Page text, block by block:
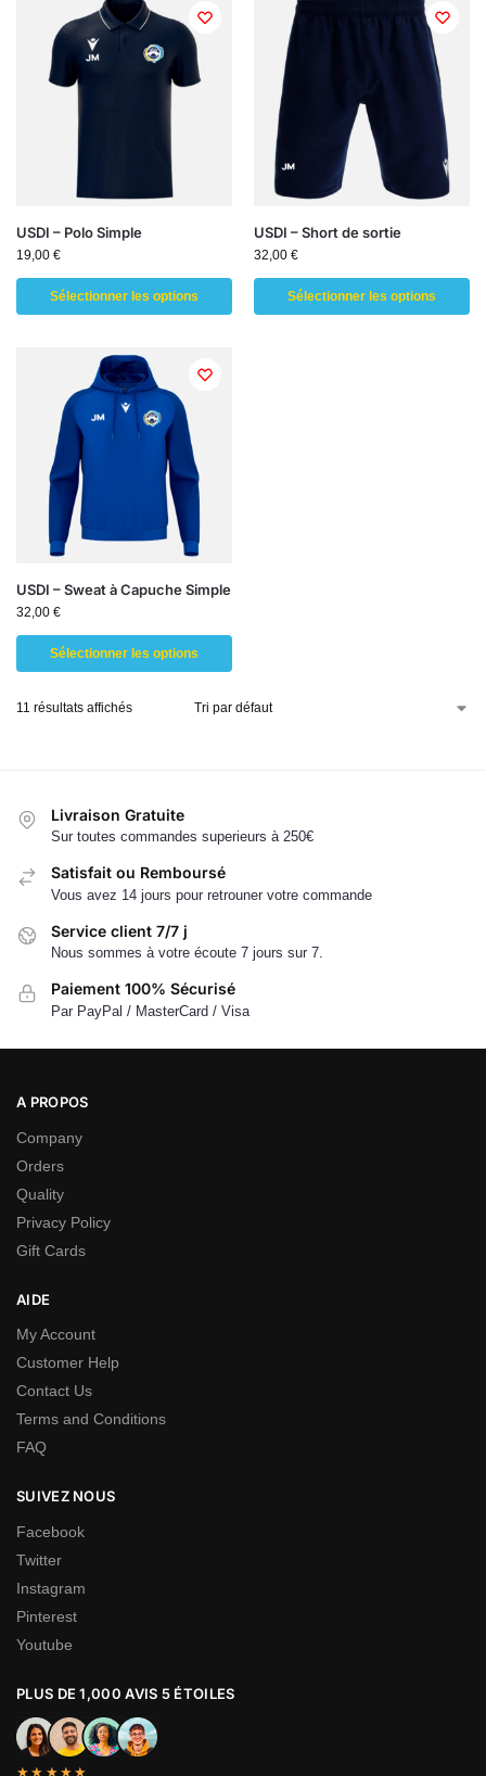
USDI – Polo Simple
19,00 €
Sélectionner les options
USDI – Short de sortie
32,00 €
Sélectionner les options
USDI – Sweat à Capuche Simple
32,00 €
Sélectionner les options
11 résultats affichés
Livraison Gratuite
Sur toutes commandes superieurs à 250€
Satisfait ou Remboursé
Vous avez 14 jours pour retrouner votre commande
Service client 7/7 j
Nous sommes à votre écoute 7 jours sur 7.
Paiement 100% Sécurisé
Par PayPal / MasterCard / Visa
A PROPOS
Company
Orders
Quality
Privacy Policy
Gift Cards
AIDE
My Account
Customer Help
Contact Us
Terms and Conditions
FAQ
SUIVEZ NOUS
Facebook
Twitter
Instagram
Pinterest
Youtube
PLUS DE 1,000 AVIS 5 ÉTOILES
★★★★★